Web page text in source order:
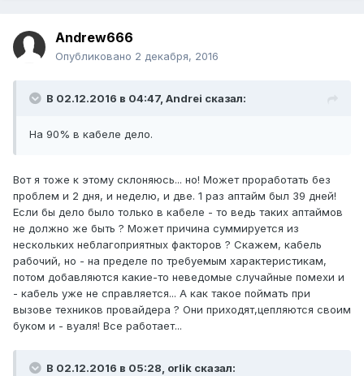
Andrew666
Опубликовано 2 декабря, 2016
В 02.12.2016 в 04:47, Andrei сказал:
На 90% в кабеле дело.
Вот я тоже к этому склоняюсь... но! Может проработать без
проблем и 2 дня, и неделю, и две. 1 раз аптайм был 39 дней!
Если бы дело было только в кабеле - то ведь таких аптаймов
не должно же быть ? Может причина суммируется из
нескольких неблагоприятных факторов ? Скажем, кабель
рабочий, но - на пределе по требуемым характеристикам,
потом добавляются какие-то неведомые случайные помехи и
- кабель уже не справляется... А как такое поймать при
вызове техников провайдера ? Они приходят,цепляются своим
буком и - вуаля! Все работает...
В 02.12.2016 в 05:28, orlik сказал: